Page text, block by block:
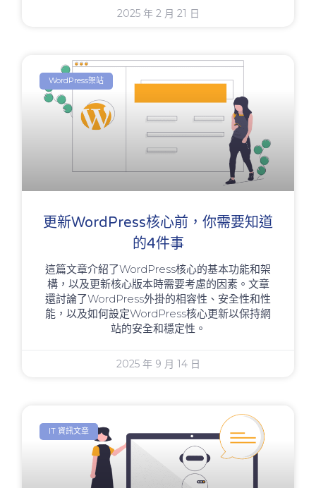
2025 年 2 月 21 日
WordPress架站
更新WordPress核心前，你需要知道
的4件事
這篇文章介紹了WordPress核心的基本功能和架
構，以及更新核心版本時需要考慮的因素。文章
還討論了WordPress外掛的相容性、安全性和性
能，以及如何設定WordPress核心更新以保持網
站的安全和穩定性。
2025 年 9 月 14 日
IT 資訊文章